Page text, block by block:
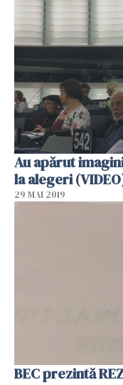
Au apărut
la alegeri
29 MAI 2019
BEC prezintă